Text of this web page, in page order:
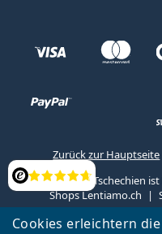
Cookies erleichtern
Bewertung
Zurück zur Hauptseite
Lentiamo s.r.o., Tschechien
Shops Lentiamo.ch